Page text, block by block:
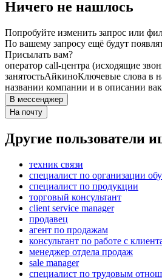
Ничего не нашлось
Попробуйте изменить запрос или
По вашему запросу ещё будут
Присылать вам?
оператор call-центра (исходящие
занятостьАйкиноКлючевые слова в
названии компании и в описании
В мессенджер
На почту
Другие пользователи
техник связи
специалист по организации
специалист по продукции
торговый консультант
client service manager
продавец
агент по продажам
консультант по работе с
менеджер отдела продаж
sale manager
специалист по трудовым